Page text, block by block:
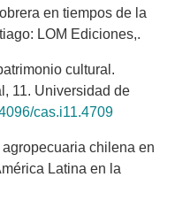
en tiempos de la
LOM Ediciones,.
cultural.
11. Universidad de
cas.i11.4709
chilena en
Latina en la